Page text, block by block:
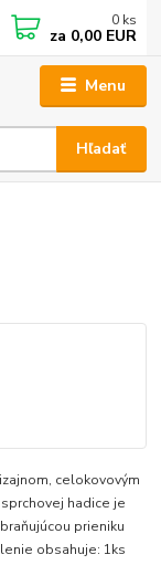
Menu
Hľadať
0 ks
za 0,00 EUR
celokovovým
hadice je
prieniku
obsahuje: 1ks